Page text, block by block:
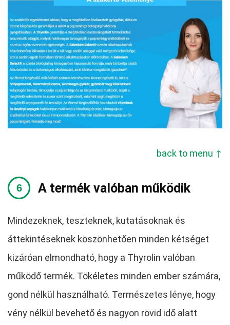
back to menu ↑
A termék valóban működik
Mindezeknek, teszteknek, kutatásoknak és
áttekintéseknek köszönhetően minden kétséget
kizáróan elmondható, hogy a Thyrolin valóban
működő termék. Tökéletes minden ember számára,
gond nélkül használható. Természetes lénye, hogy
vény nélkül bevehető és nagyon rövid idő alatt